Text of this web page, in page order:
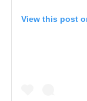
View this post